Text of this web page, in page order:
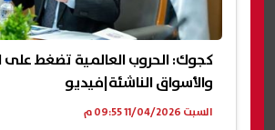
كجوك: الحروب العالمية تضغط على
والأسواق الناشئة|فيديو
السبت 11/04/2026 09:55 م